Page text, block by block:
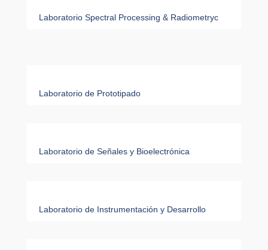
Laboratorio Spectral Processing & Radiometryc
Laboratorio de Prototipado
Laboratorio de Señales y Bioelectrónica
Laboratorio de Instrumentación y Desarrollo